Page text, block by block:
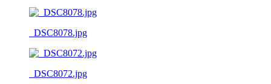
_DSC8078.jpg
_DSC8072.jpg